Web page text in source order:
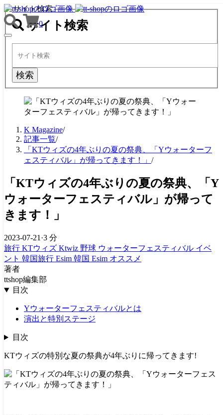
0
TOGGLE
NAVIGATION
サイト検索
サイト検索
検索
K Magazine/
記事一覧/
「KTウィズの4年ぶりの夏の祭典、「Yウォーターフ
ェスティバル」が帰ってきます！」 /
「KTウィズの4年ぶりの夏の祭典、「Y
ウォーターフェスティバル」が帰って
きます！」
2023-07-21 ·3 分
旅行 KTウィズ Ktwiz 野球 ウォーターフェスティバル イベ
ント 韓国旅行 Esim 韓国 Esim オススメ
著者
ttshop編集部
目次
Yウォーターフェスティバルとは
演出と特別ステージ
目次
KTウィズの特別な夏の祭典が4年ぶりに帰ってきます!